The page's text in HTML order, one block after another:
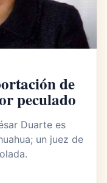
de
peculado
Duarte es
un juez de